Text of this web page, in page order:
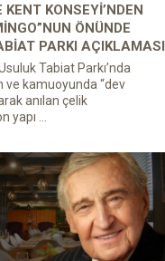
KONSEYI’NDEN
ÖNÜNDE
PARKI AÇIKLAMASI
Tabiat Parkı’nda
ve kamuoyunda “dev
anılan çelik
yapı ...